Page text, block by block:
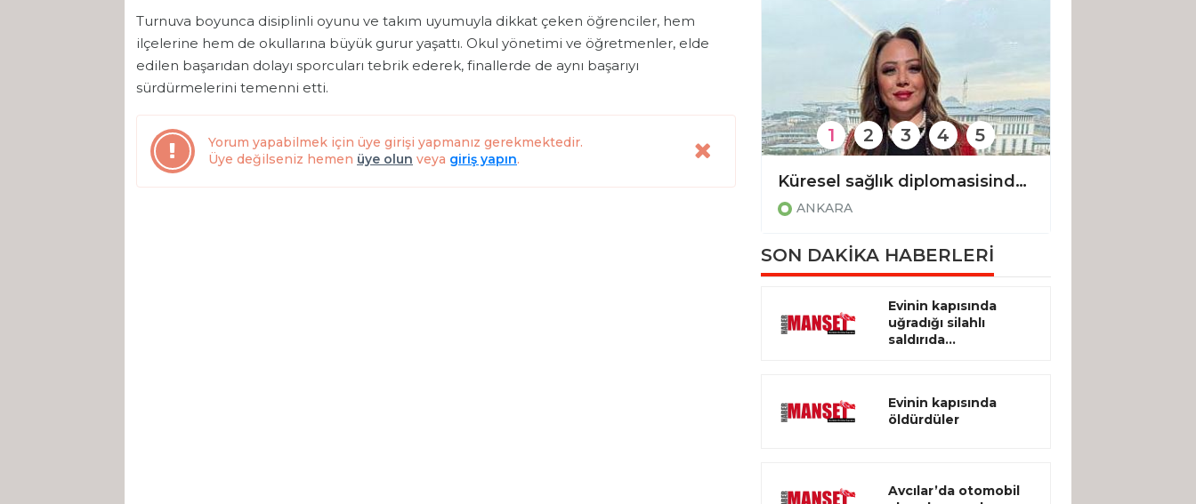
Turnuva boyunca disiplinli oyunu ve takım uyumuyla dikkat çeken öğrenciler, hem
ilçelerine hem de okullarına büyük gurur yaşattı. Okul yönetimi ve öğretmenler, elde
edilen başarıdan dolayı sporcuları tebrik ederek, finallerde de aynı başarıyı
sürdürmelerini temenni etti.
Yorum yapabilmek için üye girişi yapmanız gerekmektedir.
Üye değilseniz hemen üye olun veya giriş yapın.
Küresel sağlık diplomasisinde Türkiye vurgusu
ANKARA
1 2 3 4 5
SON DAKİKA HABERLERİ
Evinin kapısında
uğradığı silahlı
saldırıda...
Evinin kapısında
öldürdüler
Avcılar’da otomobil